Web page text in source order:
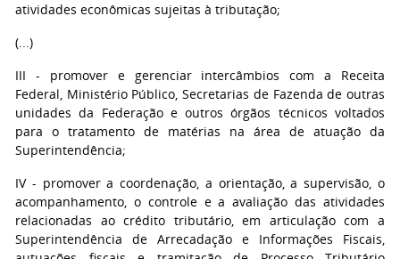
atividades econômicas sujeitas à tributação;
(...)
III - promover e gerenciar intercâmbios com a Receita
Federal, Ministério Público, Secretarias de Fazenda de outras
unidades da Federação e outros órgãos técnicos voltados
para o tratamento de matérias na área de atuação da
Superintendência;
IV - promover a coordenação, a orientação, a supervisão, o
acompanhamento, o controle e a avaliação das atividades
relacionadas ao crédito tributário, em articulação com a
Superintendência de Arrecadação e Informações Fiscais,